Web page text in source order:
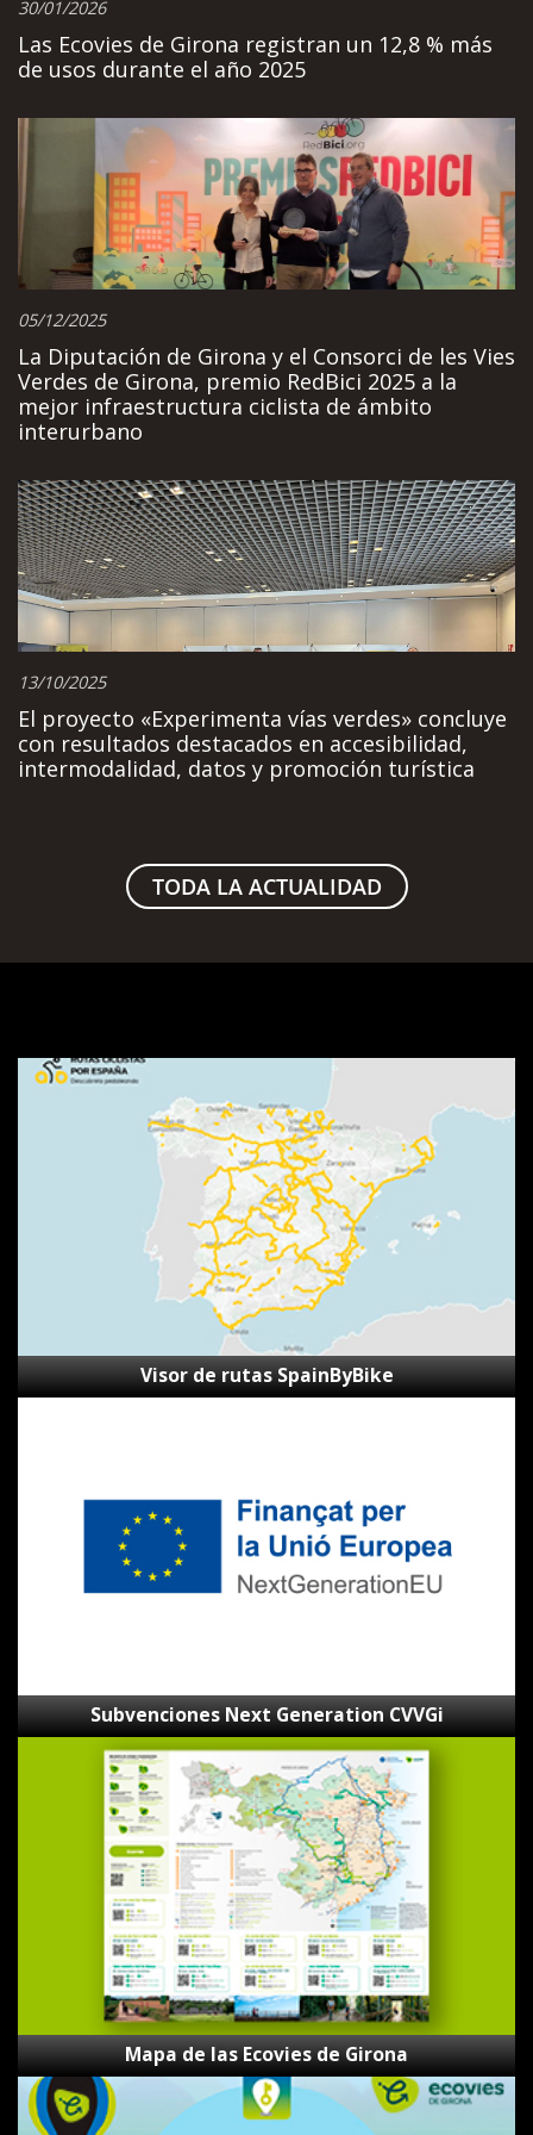
30/01/2026
Las Ecovies de Girona registran un 12,8 % más
de usos durante el año 2025
05/12/2025
La Diputación de Girona y el Consorci de les Vies
Verdes de Girona, premio RedBici 2025 a la
mejor infraestructura ciclista de ámbito
interurbano
13/10/2025
El proyecto «Experimenta vías verdes» concluye
con resultados destacados en accesibilidad,
intermodalidad, datos y promoción turística
TODA LA ACTUALIDAD
Visor
Visor de rutas SpainByBike
Subvenciones Next Generation CVVGi
Mapa de las Ecovies de Girona
Los
Secretos
de